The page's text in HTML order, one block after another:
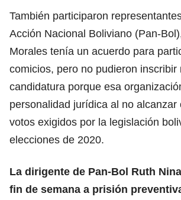
También participaron
Acción Nacional Boliviano (Pan-
Morales tenía un acuerdo para
comicios, pero no pudieron inscribir
candidatura porque esa
personalidad jurídica al no alcanzar
votos exigidos por la legislación
elecciones de 2020.
La dirigente de Pan-Bol Ruth
fin de semana a prisión